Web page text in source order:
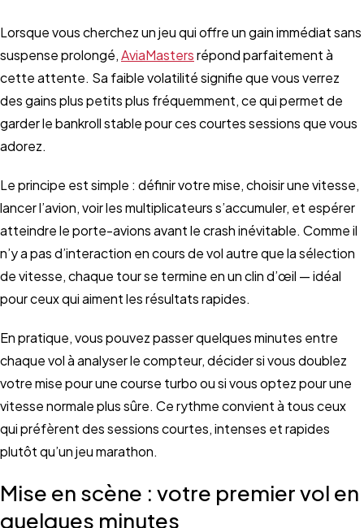
Lorsque vous cherchez un jeu qui offre un gain immédiat sans
suspense prolongé,AviaMastersrépond parfaitement à
cette attente. Sa faible volatilité signifie que vous verrez
des gains plus petits plus fréquemment, ce qui permet de
garder le bankroll stable pour ces courtes sessions que vous
adorez.
Le principe est simple : définir votre mise, choisir une vitesse,
lancer l’avion, voir les multiplicateurs s’accumuler, et espérer
atteindre le porte-avions avant le crash inévitable. Comme il
n’y a pas d’interaction en cours de vol autre que la sélection
de vitesse, chaque tour se termine en un clin d’œil — idéal
pour ceux qui aiment les résultats rapides.
En pratique, vous pouvez passer quelques minutes entre
chaque vol à analyser le compteur, décider si vous doublez
votre mise pour une course turbo ou si vous optez pour une
vitesse normale plus sûre. Ce rythme convient à tous ceux
qui préfèrent des sessions courtes, intenses et rapides
plutôt qu’un jeu marathon.
Mise en scène : votre premier vol en
quelques minutes